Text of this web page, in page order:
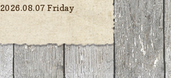
2026.08.07 Friday